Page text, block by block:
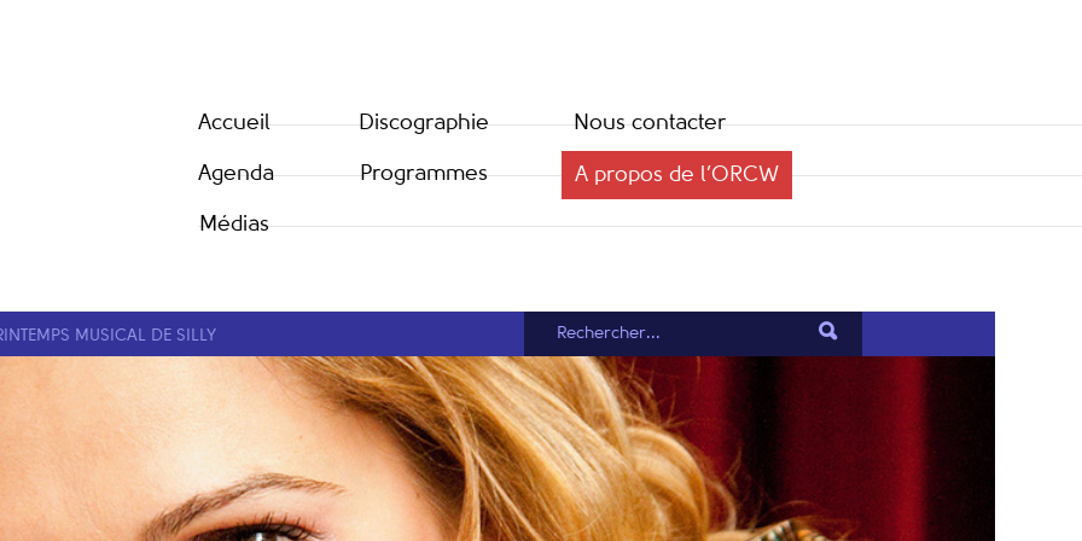
Accueil
Agenda
Médias
Discographie
Programmes
Nous contacter
A propos de l’ORCW
MUSICAL DE SILLY